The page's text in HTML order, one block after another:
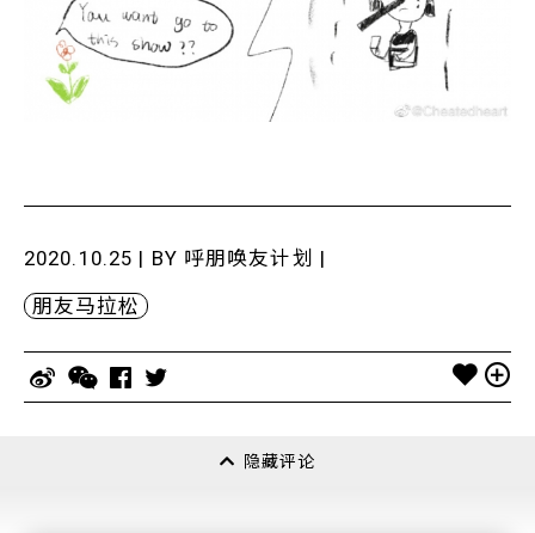
2020.10.25 | BY 呼朋唤友计划 |
朋友马拉松
隐藏评论